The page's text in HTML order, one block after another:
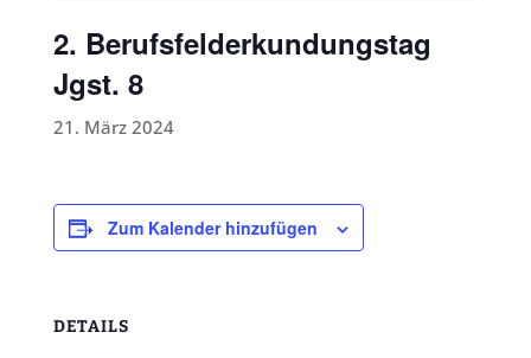
2. Berufsfelderkundungstag
Jgst. 8
21. März 2024
Zum Kalender hinzufügen
DETAILS